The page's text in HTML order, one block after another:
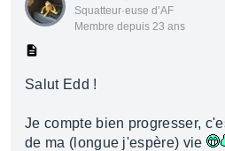
Squatteur·euse d’AF
Membre depuis 23 ans
Salut Edd !
Je compte bien progresser,
de ma (longue j'espère) vie